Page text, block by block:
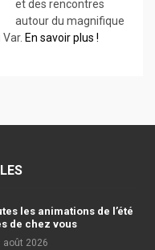
et des rencontres
autour du magnifique
En savoir plus !
les animations de l’été
de chez vous
août 2026